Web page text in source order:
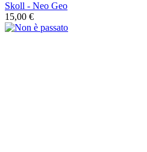
Skoll - Neo Geo
15,00 €